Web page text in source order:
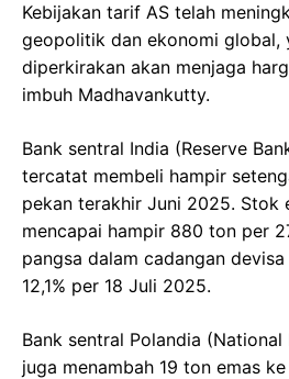
Kebijakan tarif AS telah
geopolitik dan ekonomi global,
diperkirakan akan menjaga
imbuh Madhavankutty.
Bank sentral India (Reserve
tercatat membeli hampir
pekan terakhir Juni 2025. Stok
mencapai hampir 880 ton per
pangsa dalam cadangan
12,1% per 18 Juli 2025.
Bank sentral Polandia (National
juga menambah 19 ton emas